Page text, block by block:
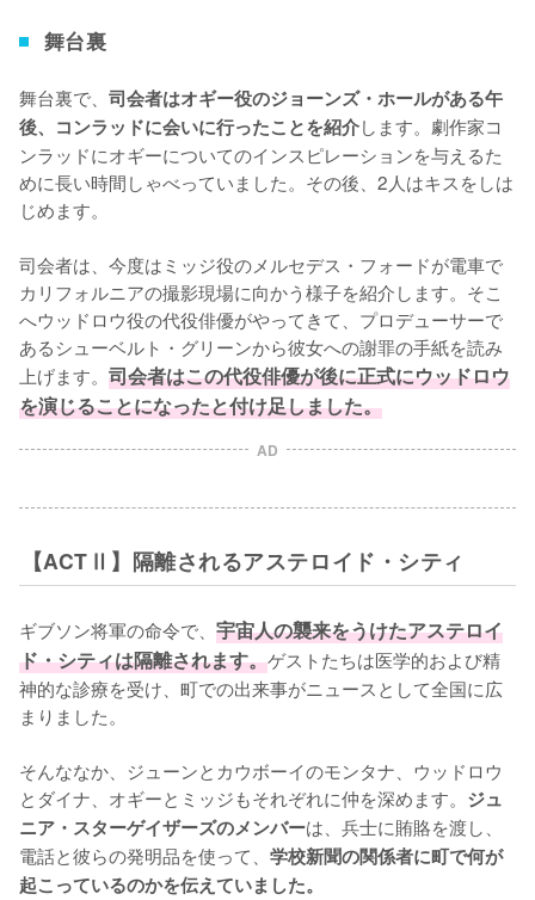
舞台裏
舞台裏で、 司会者はオギー役のジョーンズ・ホールがある午
後、コンラッドに会いに行ったことを紹介します。劇作家コ
ンラッドにオギーについてのインスピレーションを与えるた
めに長い時間しゃべっていました。その後、2人はキスをしは
じめます。
司会者は、今度はミッジ役のメルセデス・フォードが電車で
カリフォルニアの撮影現場に向かう様子を紹介します。そこ
へウッドロウ役の代役俳優がやってきて、プロデューサーで
あるシューベルト・グリーンから彼女への謝罪の手紙を読み
上げます。 司会者はこの代役俳優が後に正式にウッドロウ
を演じることになったと付け足しました。
AD
【ACTⅡ】隔離されるアステロイド・シティ
ギブソン将軍の命令で、 宇宙人の襲来をうけたアステロイ
ド・シティは隔離されます。ゲストたちは医学的および精
神的な診療を受け、町での出来事がニュースとして全国に広
まりました。
そんななか、ジューンとカウボーイのモンタナ、ウッドロウ
とダイナ、オギーとミッジもそれぞれに仲を深めます。 ジュ
ニア・スターゲイザーズのメンバーは、兵士に賄賂を渡し、
電話と彼らの発明品を使って、 学校新聞の関係者に町で何が
起こっているのかを伝えていました。